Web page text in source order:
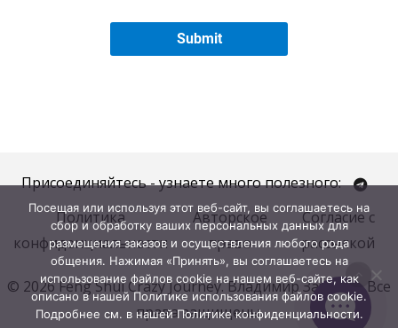
Присоединяйтесь - узнаете много полезного:
Политика
конфиденциальности
Авторское
право
Согласие с
рассылкой
© 2026 Feng Shui Crazy Journey. Владимир Захаров. Все
права защищены.
Посещая или используя этот веб-сайт, вы соглашаетесь на
сбор и обработку ваших персональных данных для
размещения заказов и осуществления любого рода
общения. Нажимая «Принять», вы соглашаетесь на
использование файлов cookie на нашем веб-сайте, как
описано в нашей Политике использования файлов cookie.
Подробнее см. в нашей Политике конфиденциальности.